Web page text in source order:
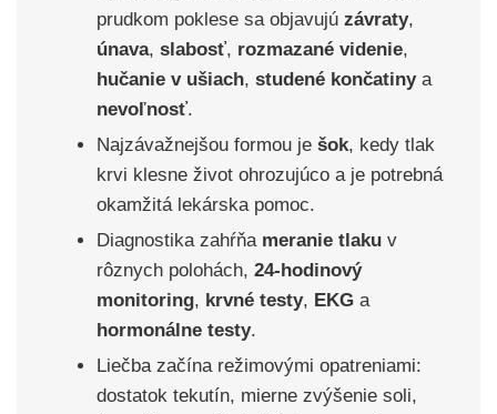
prudkom poklese sa objavujú závraty,
únava, slabosť, rozmazané videnie,
hučanie v ušiach, studené končatinya
nevoľnosť.
Najzávažnejšou formou je šok, kedy tlak
krvi klesne život ohrozujúco a je potrebná
okamžitá lekárska pomoc.
Diagnostika zahŕňa meranie tlaku v
rôznych polohách, 24-hodinový
monitoring, krvné testy, EKG a
hormonálne testy.
Liečba začína režimovými opatreniami:
dostatok tekutín, mierne zvýšenie soli,